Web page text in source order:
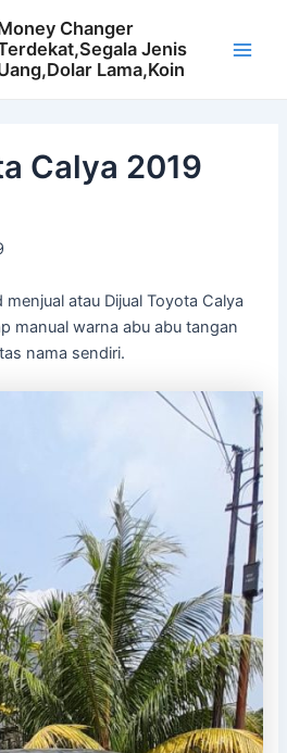
Changer
Jenis
Lama,Koin
n
Calya 2019
atau Dijual Toyota Calya
manual warna abu abu tangan
nama sendiri.